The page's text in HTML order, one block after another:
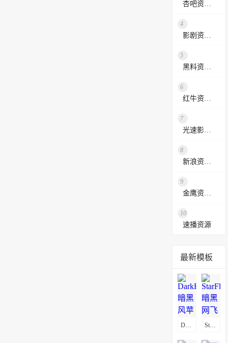
4
5
6
7
8
9
10
速播资源
最新模板
StarFlix暗黑网飞风影视模板